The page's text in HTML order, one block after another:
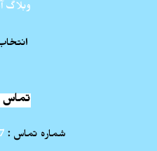
وبلاگ
تماس
شماره تماس :